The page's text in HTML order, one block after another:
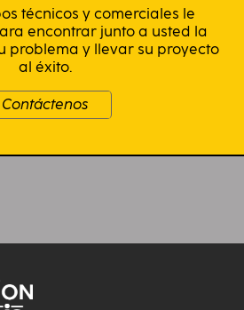
técnicos y comerciales le
encontrar junto a usted la
problema y llevar su proyecto
al éxito.
Contáctenos